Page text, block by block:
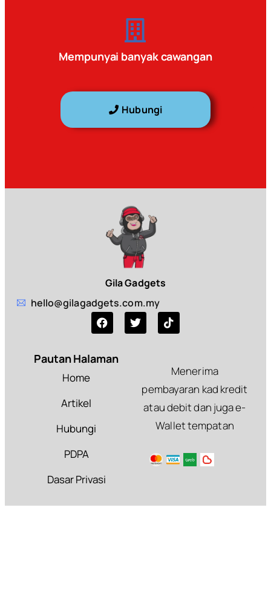
Mempunyai banyak cawangan
Hubungi
Gila Gadgets
hello@gilagadgets.com.my
Pautan Halaman
Home
Artikel
Hubungi
PDPA
Dasar Privasi
Menerima
pembayaran kad kredit
atau debit dan juga e-
Wallet tempatan